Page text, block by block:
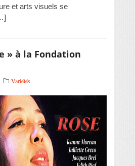
et arts visuels se
» à la Fondation
Variétés